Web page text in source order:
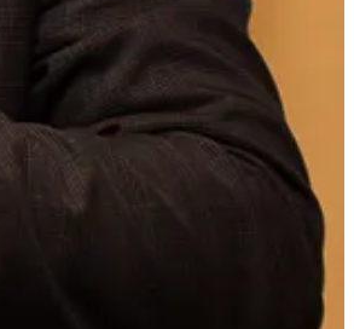
do cliente.
para obter dados em tempo real e